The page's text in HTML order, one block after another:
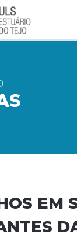
principal
EM